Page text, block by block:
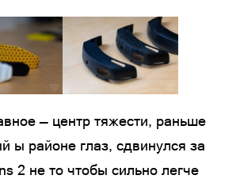
— центр тяжести, раньше
ы районе глаз, сдвинулся за
2 не то чтобы сильно легче